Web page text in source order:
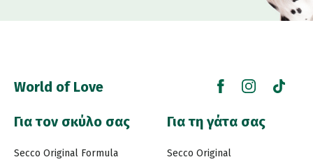
World of Love
Για τον σκύλο σας
Secco Original Formula
Για τη γάτα σας
Secco Original